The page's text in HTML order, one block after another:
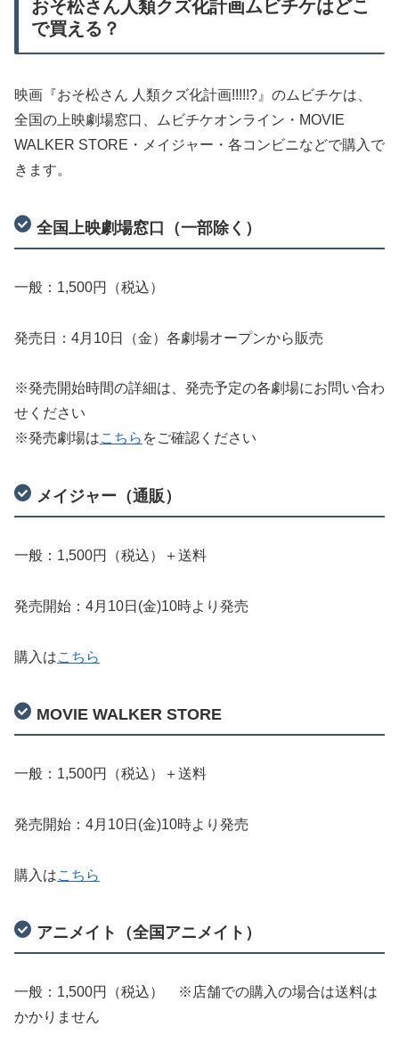
おそ松さん人類クズ化計画ムビチケはどこ
で買える？
映画『おそ松さん 人類クズ化計画!!!!!?』のムビチケは、
全国の上映劇場窓口、ムビチケオンライン・MOVIE
WALKER STORE・メイジャー・各コンビニなどで購入で
きます。
全国上映劇場窓口（一部除く）
一般：1,500円（税込）
発売日：4月10日（金）各劇場オープンから販売
※発売開始時間の詳細は、発売予定の各劇場にお問い合わ
せください
※発売劇場はこちら をご確認ください
メイジャー（通販）
一般：1,500円（税込）＋送料
発売開始：4月10日(金)10時より発売
購入はこちら
MOVIE WALKER STORE
一般：1,500円（税込）＋送料
発売開始：4月10日(金)10時より発売
購入はこちら
アニメイト（全国アニメイト）
一般：1,500円（税込） ※店舗での購入の場合は送料は
かかりません